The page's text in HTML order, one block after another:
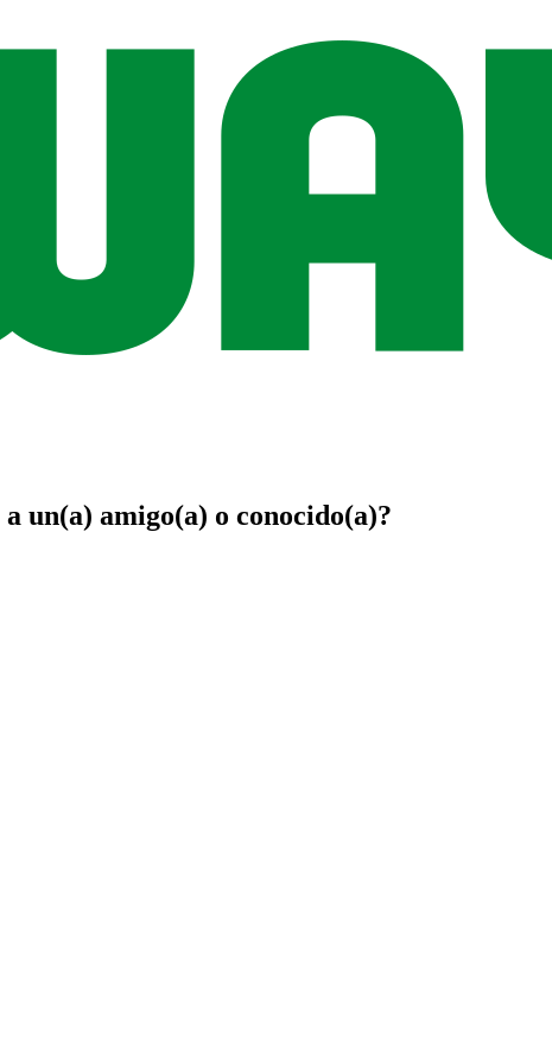
a un(a) amigo(a) o conocido(a)?